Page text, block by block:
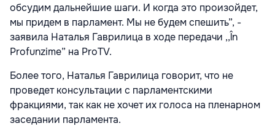
обсудим дальнейшие шаги. И когда это произойдет,
мы придем в парламент. Мы не будем спешить”, -
заявила Наталья Гаврилица в ходе передачи ,,În
Profunzime” на ProTV.
Более того, Наталья Гаврилица говорит, что не
проведет консультации с парламентскими
фракциями, так как не хочет их голоса на пленарном
заседании парламента.